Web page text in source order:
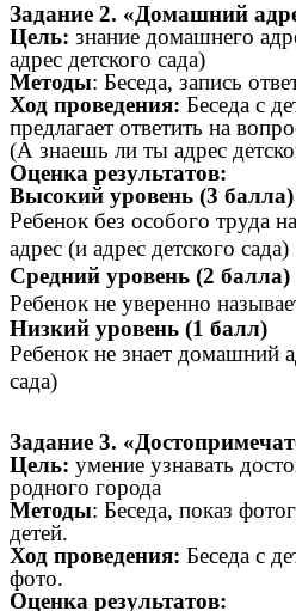
Задание 2. «Домашний
Цель: знание домашнего
адрес детского сада)
Методы: Беседа, запись
Ход проведения: Беседа с
предлагает ответить на
(А знаешь ли ты адрес
Оценка результатов:
Высокий уровень (3 балла)
Ребенок без особого труда
адрес (и адрес детского сада)
Средний уровень (2 балла)
Ребенок не уверенно
Низкий уровень (1 балл)
Ребенок не знает домашний
сада)
Задание 3.
Цель: умение узнавать
родного города
Методы: Беседа, показ
детей.
Ход проведения: Беседа с
фото.
Оценка результатов: